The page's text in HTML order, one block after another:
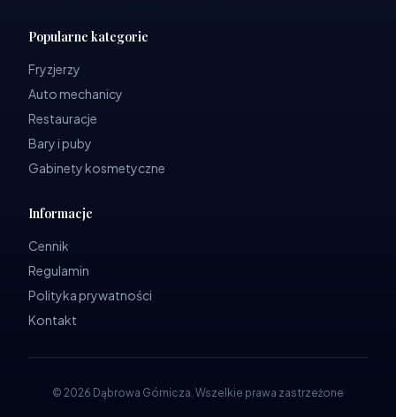
Popularne kategorie
Fryzjerzy
Auto mechanicy
Restauracje
Bary i puby
Gabinety kosmetyczne
Informacje
Cennik
Regulamin
Polityka prywatności
Kontakt
© 2026 Dąbrowa Górnicza. Wszelkie prawa zastrzeżone